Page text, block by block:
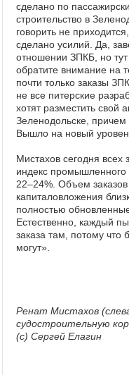
сделано по
строительство в
говорить не
сделано усилий. Да,
отношении ЗПКБ, но
обратите внимание на
почти только заказы
не все питерские
хотят разместить свой
Зеленодольске, причем
Вышло на новый
Мистахов сегодня всех
индекс промышленного
22–24%. Объем
капиталовложения
полностью
Естественно, каждый
заказа там, потому что
могут».
Ренат Мистахов
судостроительную
(с) Сергей Елагин